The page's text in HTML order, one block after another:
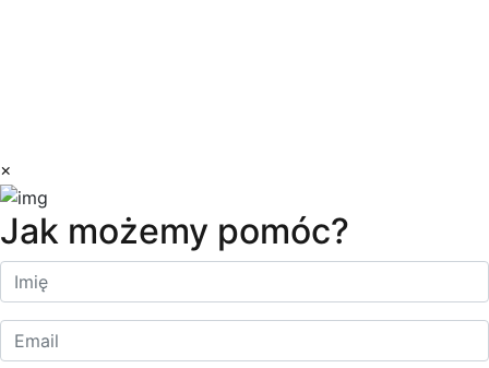
×
Jak możemy pomóc?